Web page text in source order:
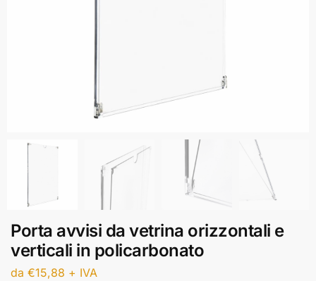
Porta avvisi da vetrina orizzontali e
verticali in policarbonato
da €15,88 + IVA